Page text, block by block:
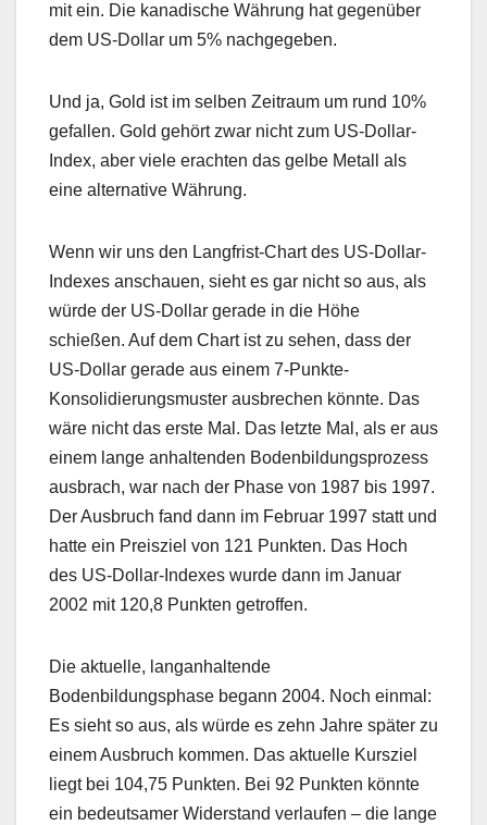
mit ein. Die kanadische Währung hat gegenüber
dem US-Dollar um 5% nachgegeben.
Und ja, Gold ist im selben Zeitraum um rund 10%
gefallen. Gold gehört zwar nicht zum US-Dollar-
Index, aber viele erachten das gelbe Metall als
eine alternative Währung.
Wenn wir uns den Langfrist-Chart des US-Dollar-
Indexes anschauen, sieht es gar nicht so aus, als
würde der US-Dollar gerade in die Höhe
schießen. Auf dem Chart ist zu sehen, dass der
US-Dollar gerade aus einem 7-Punkte-
Konsolidierungsmuster ausbrechen könnte. Das
wäre nicht das erste Mal. Das letzte Mal, als er aus
einem lange anhaltenden Bodenbildungsprozess
ausbrach, war nach der Phase von 1987 bis 1997.
Der Ausbruch fand dann im Februar 1997 statt und
hatte ein Preisziel von 121 Punkten. Das Hoch
des US-Dollar-Indexes wurde dann im Januar
2002 mit 120,8 Punkten getroffen.
Die aktuelle, langanhaltende
Bodenbildungsphase begann 2004. Noch einmal:
Es sieht so aus, als würde es zehn Jahre später zu
einem Ausbruch kommen. Das aktuelle Kursziel
liegt bei 104,75 Punkten. Bei 92 Punkten könnte
ein bedeutsamer Widerstand verlaufen – die lange